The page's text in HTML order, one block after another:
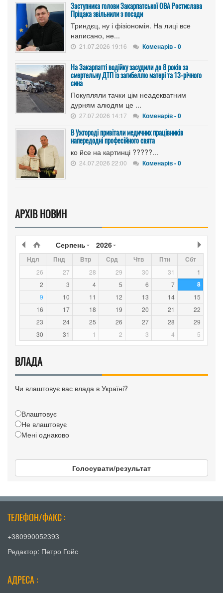
Заступника голови Закарпатської ОВА Ростислава
Пріцака звільнили з посади
Триндєц, ну і фізіономія. На лиці все
написано, не...
21.07.2026 19:16 Коменарів - 0
На Закарпатті водійку засудили до 8 років за
смертельну ДТП із загибеллю матері та 13-річного
сина
Покупляли тачки цім неадекватним
дурням алюдям це ...
27.07.2026 14:17 Коменарів - 0
В Ужгороді привітали медичних працівників
напередодні професійного свята
ко йсе на картинці ?????...
24.07.2026 22:00 Коменарів - 0
АРХІВ НОВИН
Серпень 2026
Ндл Пнд Втр Срд Чтв Птн Сбт
26 27 28 29 30 31
1
2
3 4 5 6 7 8
9 10 11 12 13 14
15
16
17 18 19 20 21
22
23
24 25 26 27 28
29
30
31 1 2 3 4 5
ВЛАДА
Чи влаштовує вас влада в Україні?
Влаштовує
Не влаштовує
Мені однаково
Голосувати/результат
ТЕЛЕФОН/ФАКС :
+380990052393
Редактор: Петро Гойс
АДРЕСА :